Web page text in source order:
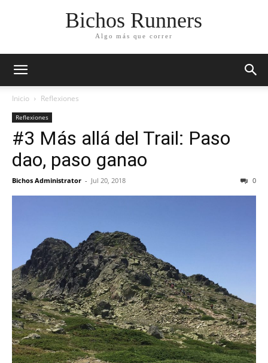
Bichos Runners
Algo más que correr
Inicio Reflexiones
Reflexiones
#3 Más allá del Trail: Paso
dao, paso ganao
Bichos Administrator - Jul 20, 2018 0